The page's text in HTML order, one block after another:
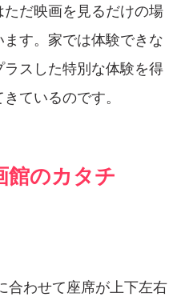
だ映画を見るだけの場
す。家では体験できな
スした特別な体験を得
ているのです。
館のカタチ
合わせて座席が上下左右